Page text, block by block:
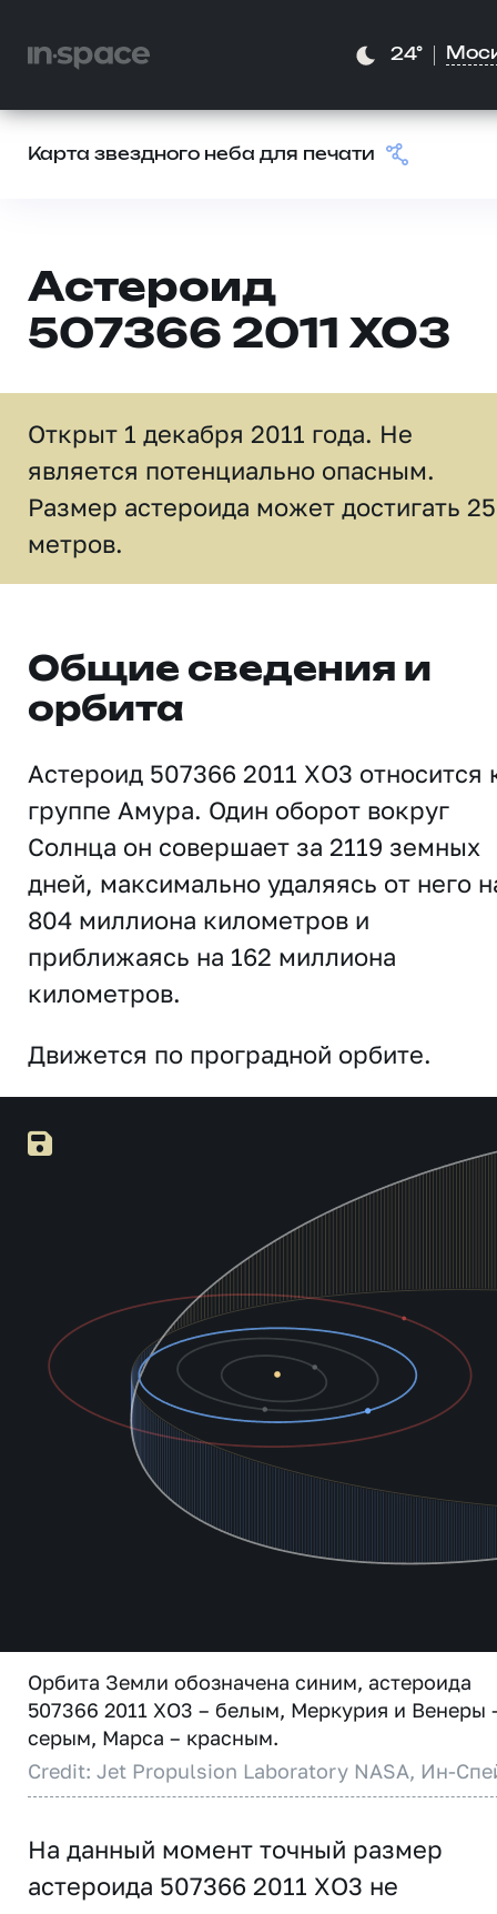
24°
Карта звездного неба для печати
Астероид
507366 2011 XO3
Открыт 1 декабря 2011 года. Не
является потенциально опасным.
Размер астероида может достигать
метров.
Общие сведения и
орбита
Астероид 507366 2011 XO3 относится
группе Амура. Один оборот вокруг
Солнца он совершает за 2119 земных
дней, максимально удаляясь от него
804 миллиона километров и
приближаясь на 162 миллиона
километров.
Движется по проградной орбите.
Орбита Земли обозначена синим, астероида
507366 2011 XO3 – белым, Меркурия и Венеры
серым, Марса – красным.
Credit: Jet Propulsion Laboratory NASA, Ин-
На данный момент точный размер
астероида 507366 2011 XO3 не